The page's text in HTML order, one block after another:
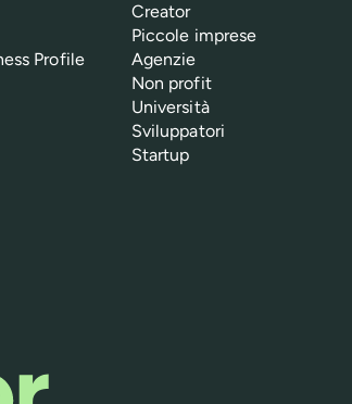
Profile
Creator
Piccole imprese
Agenzie
Non profit
Università
Sviluppatori
Startup